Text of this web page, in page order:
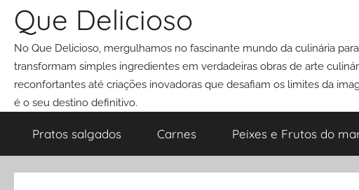
Pular
para
conteúdo
Que Delicioso
No Que Delicioso, mergulhamos no fascinante mundo da culinária
transformam simples ingredientes em verdadeiras obras de arte
reconfortantes até criações inovadoras que desafiam os limites da
é o seu destino definitivo.
Pratos salgados Carnes Peixes e Frutos do